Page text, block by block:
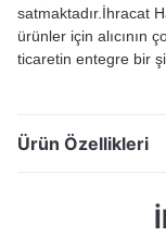
satmaktadır.İhracat
ürünler için alıcının
ticaretin entegre bir
Ürün Özellikleri
Dolaştırılmış